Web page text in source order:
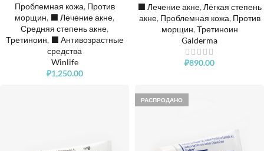
Проблемная кожа, Против
морщин, ⬛️ Лечение акне,
Средняя степень акне,
Третиноин, ⬛️ Антивозрастные
средства
Winlife
₽1,250.00
⬛️ Лечение акне, Лёгкая степень
акне, Проблемная кожа, Против
морщин, Третиноин
Galderma
₽890.00
РАСПРОДАНО